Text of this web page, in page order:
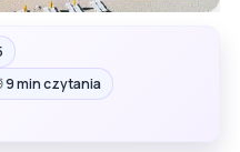
9 min czytania